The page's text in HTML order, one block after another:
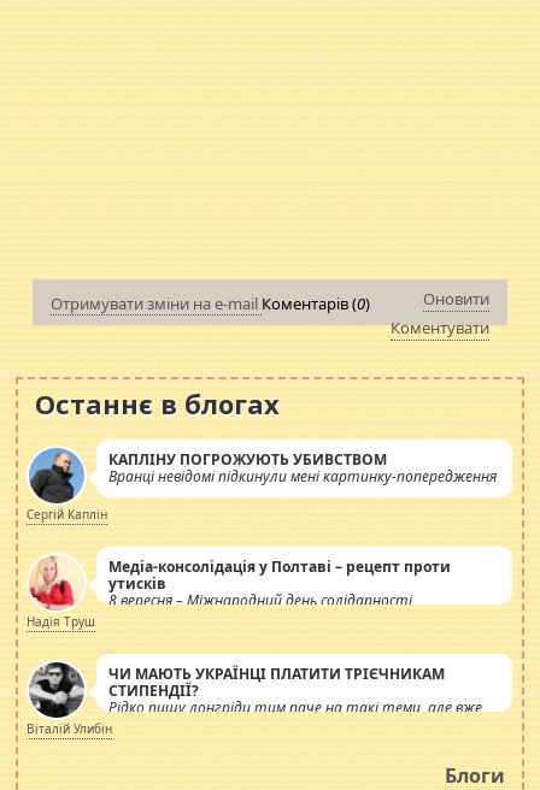
Отримувати зміни на e-mail Коментарів (0)
Оновити
Коментувати
Останнє в блогах
КАПЛІНУ ПОГРОЖУЮТЬ УБИВСТВОМ
Вранці невідомі підкинули мені картинку-попередження
Сергій Каплін
Медіа-консолідація у Полтаві – рецепт проти
утисків
8 вересня – Міжнародний день солідарності
журналістів.
Надія Труш
ЧИ МАЮТЬ УКРАЇНЦІ ПЛАТИТИ ТРІЄЧНИКАМ
СТИПЕНДІЇ?
Рідко пишу лонгріди тим паче на такі теми, але вже
просто дістало! Обурюють сьогоднішні інсенуації
навколо стипендіального питання. Штучно
роздувається ще одна соціальна катастрофа.
Віталій Улибін
Блоги